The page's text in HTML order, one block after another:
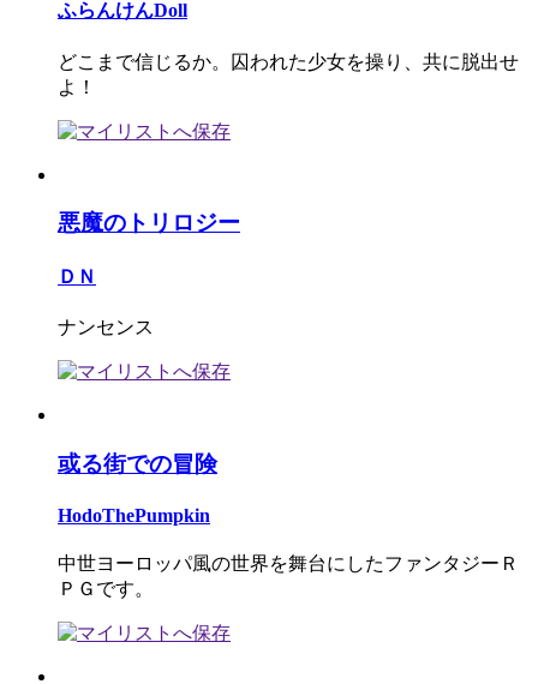
ふらんけんDoll
どこまで信じるか。囚われた少女を操り、共に脱出せ
よ！
悪魔のトリロジー
ＤＮ
ナンセンス
或る街での冒険
HodoThePumpkin
中世ヨーロッパ風の世界を舞台にしたファンタジーＲ
ＰＧです。